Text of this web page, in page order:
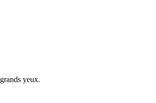
yeux.